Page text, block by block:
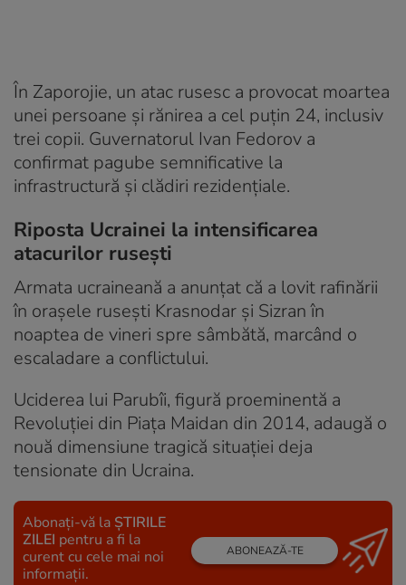
În Zaporojie, un atac rusesc a provocat moartea
unei persoane și rănirea a cel puțin 24, inclusiv
trei copii. Guvernatorul Ivan Fedorov a
confirmat pagube semnificative la
infrastructură și clădiri rezidențiale.
Riposta Ucrainei la intensificarea
atacurilor rusești
Armata ucraineană a anunțat că a lovit rafinării
în orașele rusești Krasnodar și Sizran în
noaptea de vineri spre sâmbătă, marcând o
escaladare a conflictului.
Uciderea lui Parubîi, figură proeminentă a
Revoluției din Piața Maidan din 2014, adaugă o
nouă dimensiune tragică situației deja
tensionate din Ucraina.
Abonați-vă la ȘTIRILE
ZILEI pentru a fi la
curent cu cele mai noi
informații.
ABONEAZĂ-TE